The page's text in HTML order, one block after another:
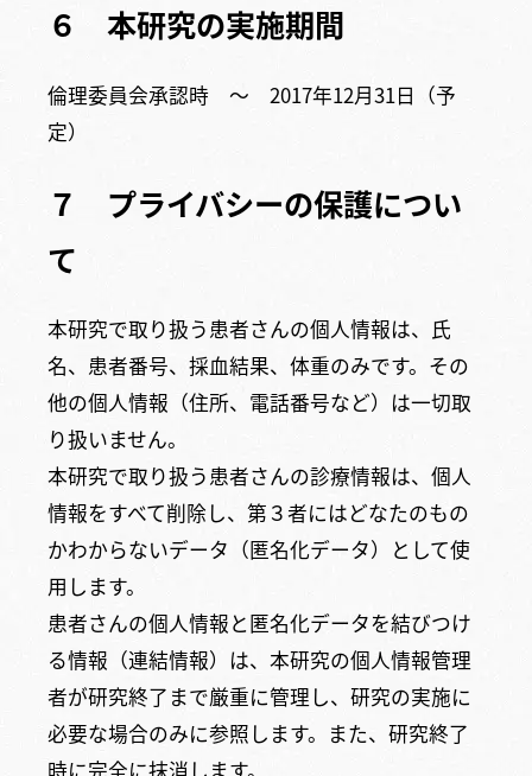
６ 本研究の実施期間
倫理委員会承認時 〜 2017年12月31日（予
定）
７ プライバシーの保護につい
て
本研究で取り扱う患者さんの個人情報は、氏
名、患者番号、採血結果、体重のみです。その
他の個人情報（住所、電話番号など）は一切取
り扱いません。
本研究で取り扱う患者さんの診療情報は、個人
情報をすべて削除し、第３者にはどなたのもの
かわからないデータ（匿名化データ）として使
用します。
患者さんの個人情報と匿名化データを結びつけ
る情報（連結情報）は、本研究の個人情報管理
者が研究終了まで厳重に管理し、研究の実施に
必要な場合のみに参照します。また、研究終了